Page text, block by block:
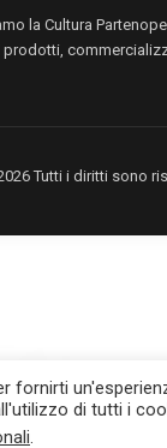
la Cultura
Tutti i diritti sono
di tutti i
.